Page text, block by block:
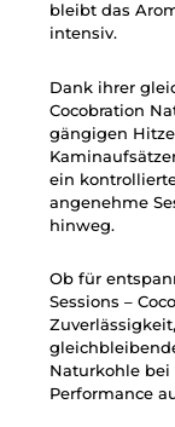
bleibt das
intensiv.
Dank ihrer
Cocobration
gängigen
ein
angenehme
hinweg.
Ob für
Sessions –
Naturkohle bei
Performance